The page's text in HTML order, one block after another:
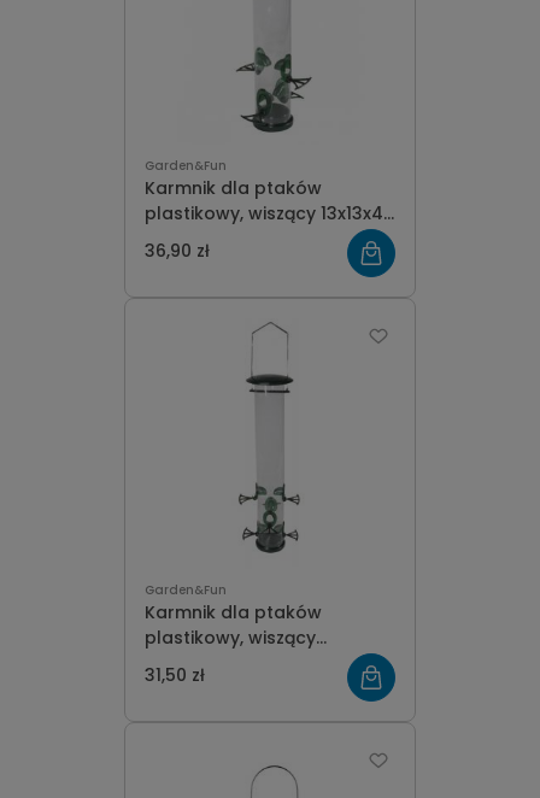
Garden&Fun
Karmnik dla ptaków
plastikowy, wiszący 13x13x40
cm
36,90 zł
Garden&Fun
Karmnik dla ptaków
plastikowy, wiszący
13x13x57,5 cm
31,50 zł